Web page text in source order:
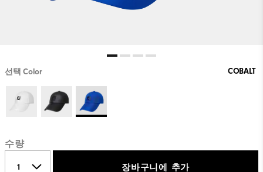
선택 Color COBALT
수량
장바구니에 추가